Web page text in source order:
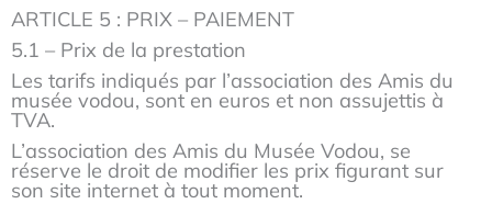
ARTICLE 5 : PRIX – PAIEMENT
5.1 – Prix de la prestation
Les tarifs indiqués par l’association des Amis du
musée vodou, sont en euros et non assujettis à
TVA.
L’association des Amis du Musée Vodou, se
réserve le droit de modifier les prix figurant sur
son site internet à tout moment.